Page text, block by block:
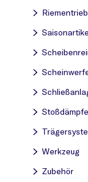
Riementrieb
Werkzeug
Zubehör